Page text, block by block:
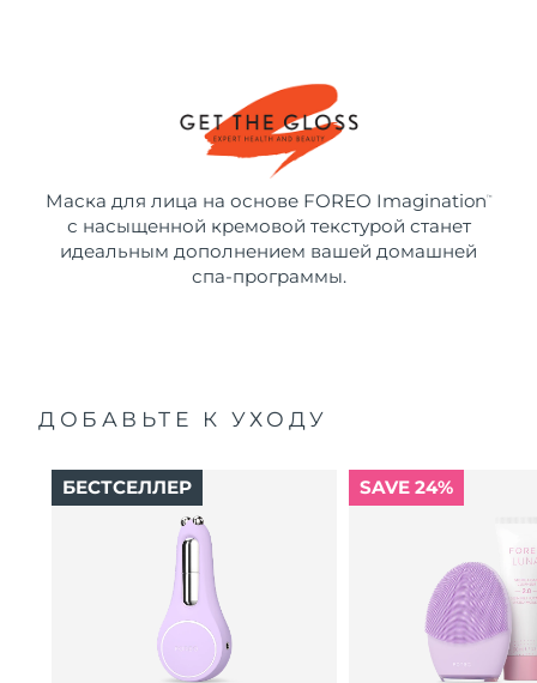
Маска для лица на основе FOREO Imagination ™
с насыщенной кремовой текстурой станет
идеальным дополнением вашей домашней
спа-программы.
ДОБАВЬТЕ К УХОДУ
БЕСТСЕЛЛЕР SAVE 24%